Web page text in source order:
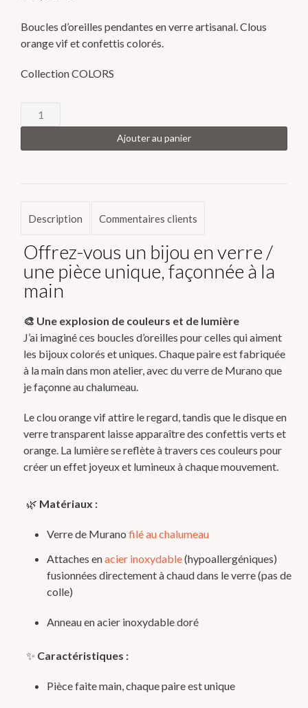
Boucles d’oreilles pendantes en verre artisanal. Clous
orange vif et confettis colorés.
Collection COLORS
quantité
de
Clou
vif
&
confettis
Ajouter au panier
Description Commentaires clients
Offrez-vous un bijou en verre /
une pièce unique, façonnée à la
main
🎨 Une explosion de couleurs et de lumière
J’ai imaginé ces boucles d’oreilles pour celles qui aiment
les bijoux colorés et uniques. Chaque paire est fabriquée
à la main dans mon atelier, avec du verre de Murano que
je façonne au chalumeau.
Le clou orange vif attire le regard, tandis que le disque en
verre transparent laisse apparaître des confettis verts et
orange. La lumière se reflète à travers ces couleurs pour
créer un effet joyeux et lumineux à chaque mouvement.
🌿 Matériaux :
Verre de Murano filé au chalumeau
Attaches enacier inoxydable(hypoallergéniques)
fusionnées directement à chaud dans le verre (pas de
colle)
Anneau en acier inoxydable doré
✨ Caractéristiques :
Pièce faite main, chaque paire est unique